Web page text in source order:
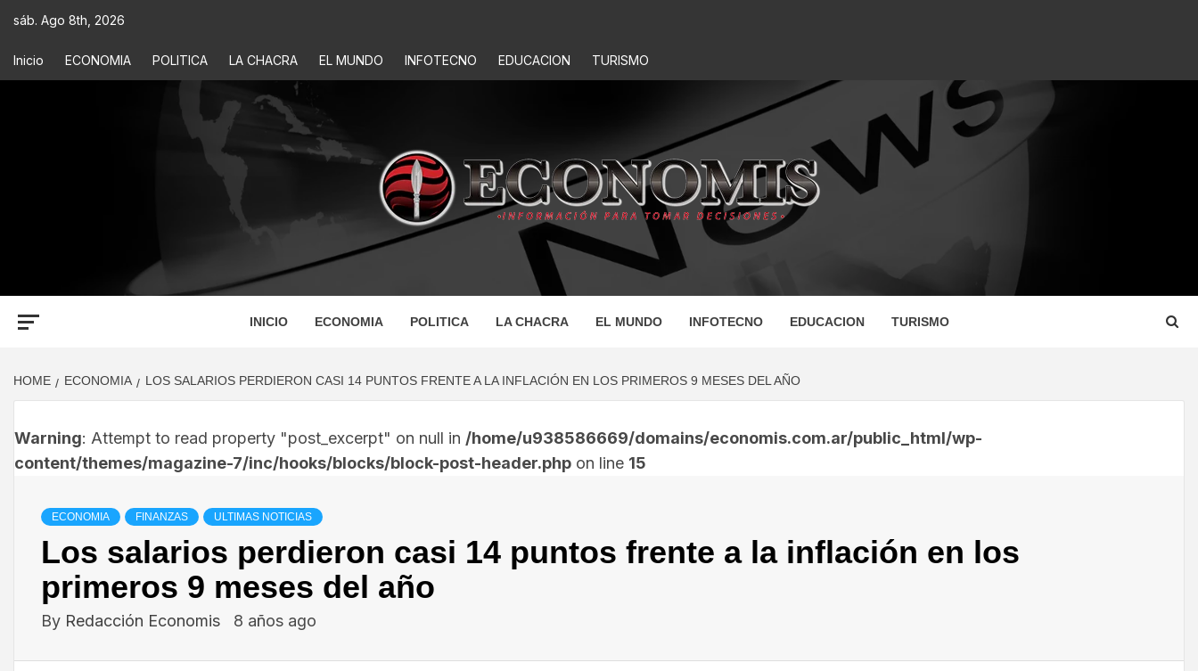
sáb. Ago 8th, 2026
Inicio ECONOMIA POLITICA LA CHACRA EL MUNDO INFOTECNO EDUCACION TURISMO
ECONOMIS
INICIO ECONOMIA POLITICA LA CHACRA EL MUNDO INFOTECNO EDUCACION TURISMO
HOME ECONOMIA LOS SALARIOS PERDIERON CASI 14 PUNTOS FRENTE A LA INFLACIÓN EN LOS PRIMEROS 9 MESES DEL AÑO
Warning: Attempt to read property "post_excerpt" on null in /home/u938586669/domains/economis.com.ar/public_html/wp-
content/themes/magazine-7/inc/hooks/blocks/block-post-header.php on line 15
ECONOMIA FINANZAS ULTIMAS NOTICIAS
Los salarios perdieron casi 14 puntos frente a la inflación en los
primeros 9 meses del año
By Redacción Economis 8 años ago